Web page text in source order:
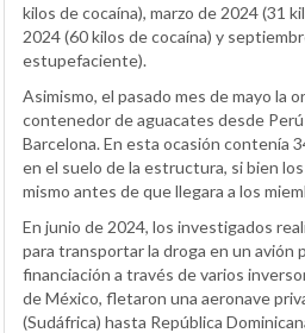
kilos de cocaína), marzo de 2024 (31
2024 (60 kilos de cocaína) y
estupefaciente).
Asimismo, el pasado mes de mayo la
contenedor de aguacates desde
Barcelona. En esta ocasión contenía
en el suelo de la estructura, si bien
mismo antes de que llegara a los
En junio de 2024, los investigados
para transportar la droga en un avión
financiación a través de varios
de México, fletaron una aeronave
(Sudáfrica) hasta República